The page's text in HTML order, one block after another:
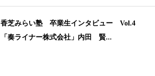
香芝みらい塾 卒業生インタビュー Vol.4
「奏ライナー株式会社」内田 賢...